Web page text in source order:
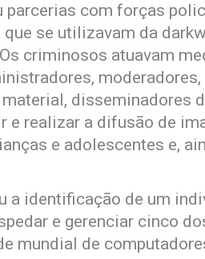
parcerias com forças
se utilizavam da
criminosos atuavam
moderadores,
disseminadores
e realizar a difusão de
e adolescentes e,
a identificação de um
e gerenciar cinco
mundial de